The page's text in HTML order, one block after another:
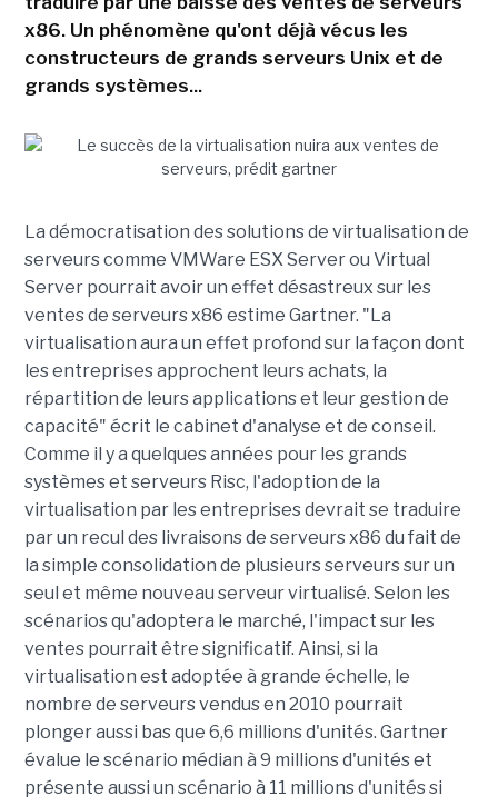
x86. Un phénomène qu'ont déjà vécus les
constructeurs de grands serveurs Unix et de
grands systèmes...
La démocratisation des solutions de virtualisation de
serveurs comme VMWare ESX Server ou Virtual
Server pourrait avoir un effet désastreux sur les
ventes de serveurs x86 estime Gartner. "La
virtualisation aura un effet profond sur la façon dont
les entreprises approchent leurs achats, la
répartition de leurs applications et leur gestion de
capacité" écrit le cabinet d'analyse et de conseil.
Comme il y a quelques années pour les grands
systèmes et serveurs Risc, l'adoption de la
virtualisation par les entreprises devrait se traduire
par un recul des livraisons de serveurs x86 du fait de
la simple consolidation de plusieurs serveurs sur un
seul et même nouveau serveur virtualisé. Selon les
scénarios qu'adoptera le marché, l'impact sur les
ventes pourrait être significatif. Ainsi, si la
virtualisation est adoptée à grande échelle, le
nombre de serveurs vendus en 2010 pourrait
plonger aussi bas que 6,6 millions d'unités. Gartner
évalue le scénario médian à 9 millions d'unités et
présente aussi un scénario à 11 millions d'unités si